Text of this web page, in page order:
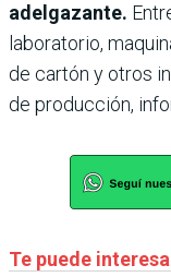
adelgazante.
laboratorio,
de cartón y otros
de producción,
Te puede